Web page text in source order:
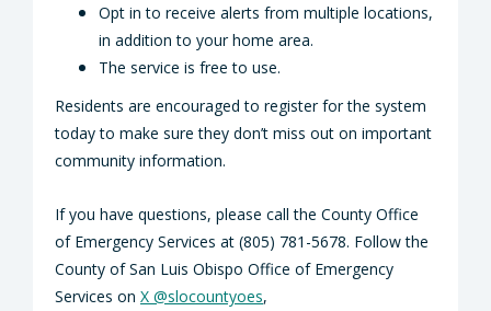
Opt in to receive alerts from multiple locations,
in addition to your home area.
The service is free to use.
Residents are encouraged to register for the system
today to make sure they don’t miss out on important
community information.
If you have questions, please call the County Office
of Emergency Services at (805) 781-5678. Follow the
County of San Luis Obispo Office of Emergency
Services on X @slocountyoes,